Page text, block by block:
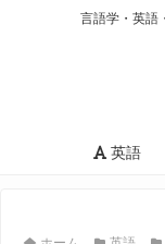
言語学・英語
英語